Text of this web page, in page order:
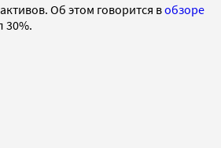
Об этом говорится вобзоре
30%.